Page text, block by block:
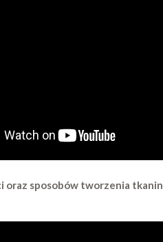
oraz sposobów tworzenia tkanin